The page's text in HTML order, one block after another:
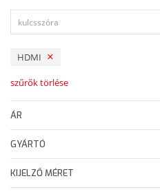
HDMI
szűrők törlése
ÁR
GYÁRTÓ
KIJELZŐ MÉRET